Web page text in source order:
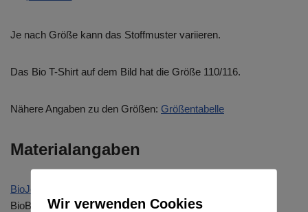
Je nach Größe kann das Stoffmuster variieren.
Das Bio T-Shirt auf dem Bild hat die Größe 110/116.
Nähere Angaben zu den Größen: Größentabelle
Materialangaben
BioJersey
BioBündchen: 95%BioBaumwolle(kbA), 5%
Wir verwenden Cookies